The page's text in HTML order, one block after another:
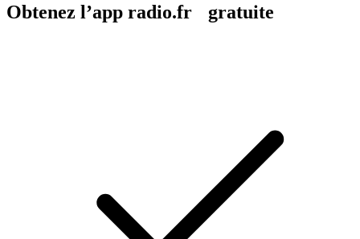
Obtenez l’app radio.fr gratuite